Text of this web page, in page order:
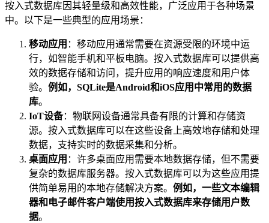
按入式数据库因其轻量级和高效性能，广泛应用于各种场景
中。以下是一些典型的应用场景：
移动应用 ：移动应用通常需要在资源受限的环境中运
行，如智能手机和平板电脑。按入式数据库可以提供高
效的数据存储和访问，提升应用的响应速度和用户体
验。 例如，SQLite是Android和iOS应用中常用的数据
库。
IoT设备：物联网设备通常具备有限的计算和存储资
源。按入式数据库可以在这些设备上高效地存储和处理
数据，支持实时的数据采集和分析。
桌面应用 ：许多桌面应用需要本地数据存储，但不需要
复杂的数据库服务器。按入式数据库可以为这些应用提
供简单易用的本地存储解决方案。 例如，一些文本编辑
器和电子邮件客户端使用按入式数据库来存储用户数
据。